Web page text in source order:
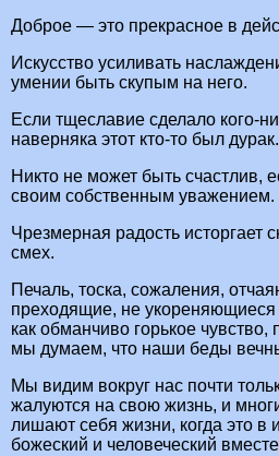
Доброе — это прекрасное в
Искусство усиливать
умении быть скупым на него.
Если тщеславие сделало кого-
наверняка этот кто-то был дурак.
Никто не может быть счастлив,
своим собственным уважением.
Чрезмерная радость исторгает
смех.
Печаль, тоска, сожаления,
преходящие, не укореняющиеся
как обманчиво горькое
мы думаем, что наши беды
Мы видим вокруг нас почти
жалуются на свою жизнь, и
лишают себя жизни, когда это в
божеский и человеческий